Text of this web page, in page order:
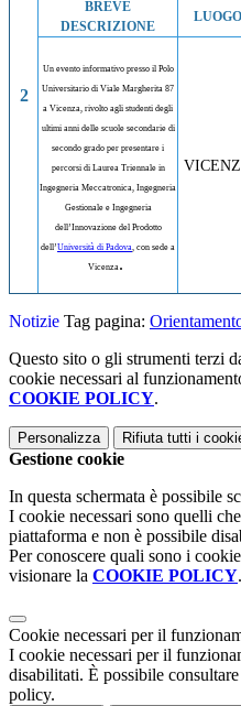
2
BREVE
DESCRIZIONE
LUOGO
Un evento informativo presso il Polo
Universitario di Viale Margherita 87
a Vicenza, rivolto agli studenti degli
ultimi anni delle scuole secondarie di
secondo grado per presentare i
percorsi di Laurea Triennale in
Ingegneria Meccatronica, Ingegneria
Gestionale e Ingegneria
dell’Innovazione del Prodotto
dell’Università di Padova, con sede a
Vicenza.
Notizie Tag pagina:
Questo sito o gli strumenti terzi
cookie necessari al
COOKIE POLICY.
Personalizza Rifiuta tutti i
Gestione cookie
In questa schermata è possibile
I cookie necessari sono quelli
piattaforma e non è possibile
Per conoscere quali sono i
visionare la COOKIE POLICY.
Cookie necessari per il
I cookie necessari per il
disabilitati. È possibile
policy.